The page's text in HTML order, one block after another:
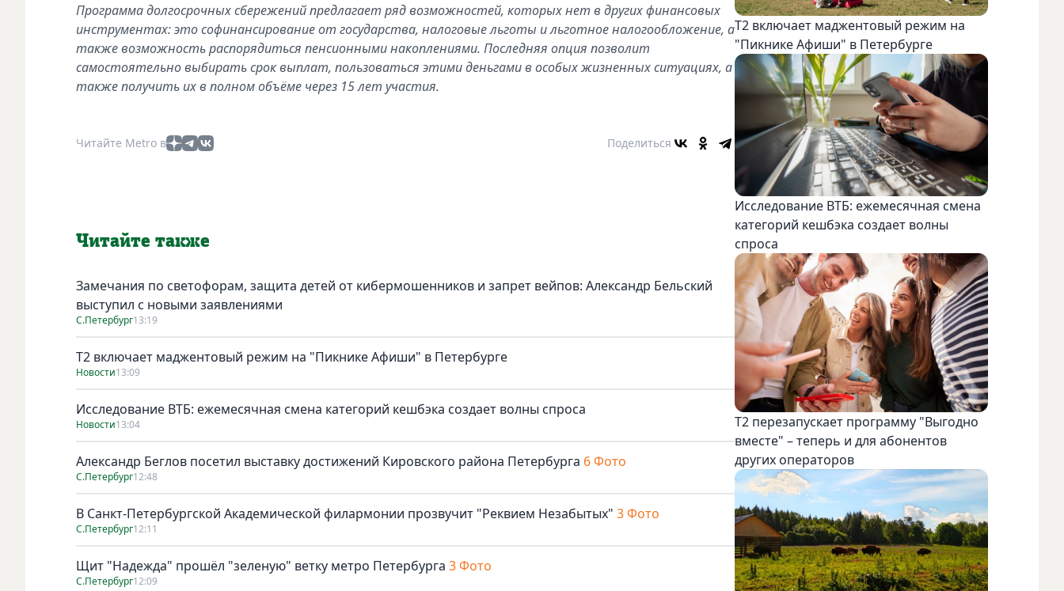
Программа долгосрочных сбережений предлагает ряд возможностей, которых нет в других финансовых
инструментах: это софинансирование от государства, налоговые льготы и льготное налогообложение, а
также возможность распорядиться пенсионными накоплениями. Последняя опция позволит
самостоятельно выбирать срок выплат, пользоваться этими деньгами в особых жизненных ситуациях, а
также получить их в полном объёме через 15 лет участия.
Читайте Metro в Поделиться
Читайте также
Замечания по светофорам, защита детей от кибермошенников и запрет вейпов: Александр Бельский
выступил с новыми заявлениями
С.Петербург13:19
Т2 включает маджентовый режим на "Пикнике Афиши" в Петербурге
Новости13:09
Исследование ВТБ: ежемесячная смена категорий кешбэка создает волны спроса
Новости13:04
Александр Беглов посетил выставку достижений Кировского района Петербурга 6 Фото
С.Петербург12:48
В Санкт-Петербургской Академической филармонии прозвучит "Реквием Незабытых" 3 Фото
С.Петербург12:11
Щит "Надежда" прошёл "зеленую" ветку метро Петербурга 3 Фото
С.Петербург12:09
Т2 включает маджентовый режим на
"Пикнике Афиши" в Петербурге
Исследование ВТБ: ежемесячная смена
категорий кешбэка создает волны
спроса
Т2 перезапускает программу "Выгодно
вместе" – теперь и для абонентов
других операторов